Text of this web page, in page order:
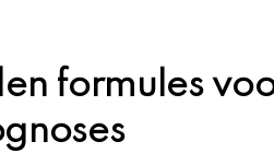
formules